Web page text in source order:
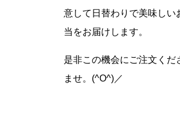
意して日替わりで美味しい
当をお届けします。
是非この機会にご注文くだ
ませ。(^O^)／